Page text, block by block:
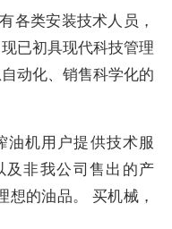
各类安装技术人员，
已初具现代科技管理
动化、销售科学化的
油机用户提供技术服
非我公司售出的产
的油品。 买机械，